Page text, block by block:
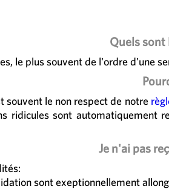
Quels sont
le plus souvent de l'ordre d'une
souvent le non respect de notre
ridicules sont automatiquement
Je n'ai pas
sont exeptionnellement